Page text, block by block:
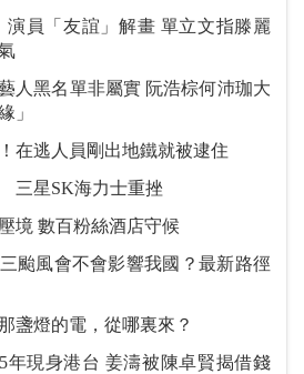
友誼」解畫 單立文指滕麗
單非屬實 阮浩棕何沛珈大
」
在逃人員剛出地鐵就被逮住
三星SK海力士重挫
拜仁維拉大軍壓境 數百粉絲酒店守候
三颱風會不會影響我國？最新路徑
盞燈的電，從哪裏來？
姜濤被陳卓賢揭借錢